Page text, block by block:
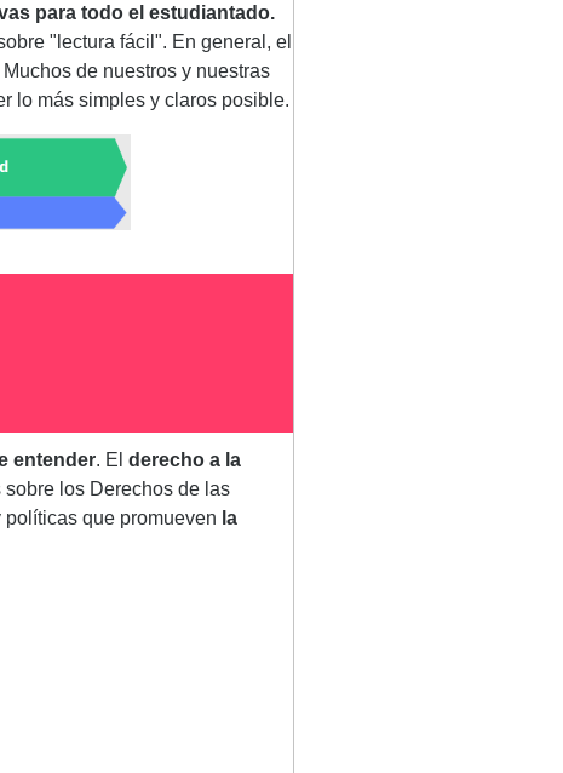
para todo el estudiantado.
"lectura fácil". En general, el
de nuestros y nuestras
lo más simples y claros posible.
entender. El derecho a la
los Derechos de las
que promueven la